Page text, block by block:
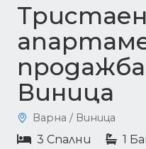
Тристаен
Виница
Варна / Виница
3 Спални
1